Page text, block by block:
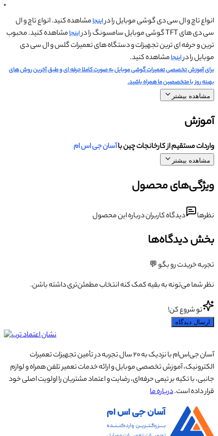
انواع تاچ و ال سی دی گوشی موبایل را دراینجامشاهده کنید. انواع تاچ و ال
سی دی های TFT گوشی موبایل سامسونگ را در
اینجامشاهده کنید. محبوب
ترین و حرفه ای ترین تجهیزات و دستگاه های تعمیرات گلس و ال سی دی
موبایل را دراینجامشاهده کنید.
برای آموزش تخصصی تعمیرات گوشی موبایل به صورت کاملا حرفه ای و طبق آخرین روش های
بهینه روز با متخصصین ما همراه باشید.
مشاهده بیشتر
آموزش
واردات مستقیم از کارخانجات چین باآسان جی اس ام
مشاهده بیشتر
ویژگی‌های محصول
نظرها دیدگاه کاربران درباره این محصول
بخش دیدگاه‌ها
تجربه خریدت رو بگو 💬
نظر شما می‌تونه به بقیه کمک کنه انتخاب مطمئن‌تری داشته باشن.
تو شروع کن!
ارسال دیدگاه
آسان جی‌اس‌ام با نزدیک به ۲۰ سال تجربه در تأمین تجهیزات تعمیرات
الکترونیک، آموزش تخصصی موبایل و ارائه خدمات تعمیر تلفن همراه و لوازم
جانبی، با تکیه بر تیمی حرفه‌ای، رضایت و اعتماد مشتریان را اولویت اصلی خود
قرار داده است.درباره ما